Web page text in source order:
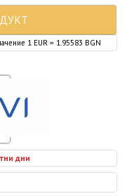
дни
1 EUR = 1.95583 BGN